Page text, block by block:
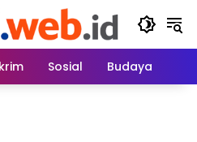
Sosial Budaya